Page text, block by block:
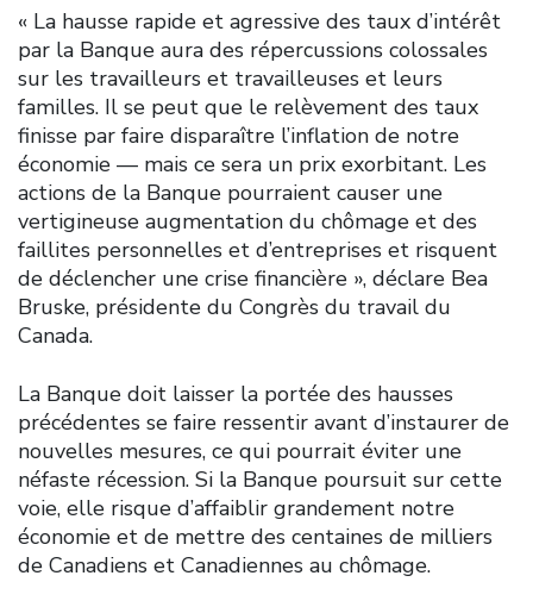
« La hausse rapide et agressive des taux d’intérêt
par la Banque aura des répercussions colossales
sur les travailleurs et travailleuses et leurs
familles. Il se peut que le relèvement des taux
finisse par faire disparaître l’inflation de notre
économie — mais ce sera un prix exorbitant. Les
actions de la Banque pourraient causer une
vertigineuse augmentation du chômage et des
faillites personnelles et d’entreprises et risquent
de déclencher une crise financière », déclare Bea
Bruske, présidente du Congrès du travail du
Canada.
La Banque doit laisser la portée des hausses
précédentes se faire ressentir avant d’instaurer de
nouvelles mesures, ce qui pourrait éviter une
néfaste récession. Si la Banque poursuit sur cette
voie, elle risque d’affaiblir grandement notre
économie et de mettre des centaines de milliers
de Canadiens et Canadiennes au chômage.